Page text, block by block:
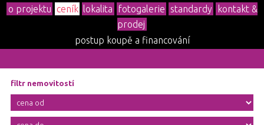
o projektu ceník lokalita fotogalerie standardy
kontakt &
prodej
postup koupě a financování
filtr nemovitostí